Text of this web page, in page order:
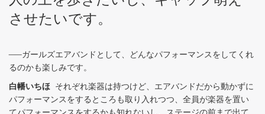
させたいです。
──ガールズエアバンドとして、どんなパフォーマンスをしてくれ
るのかも楽しみです。
白幡いちほ それぞれ楽器は持つけど、エアバンドだから動かずに
パフォーマンスをするところも取り入れつつ、全員が楽器を置い